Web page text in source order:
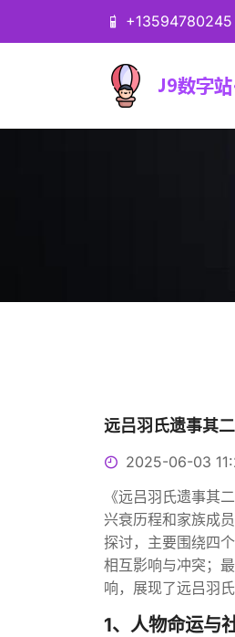
+13594780245
远吕羽氏遗事其
2025-06-03
《远吕羽氏遗事其
兴衰历程和家族成
探讨，主要围绕四
相互影响与冲突；
响，展现了远吕羽
1、人物命运与